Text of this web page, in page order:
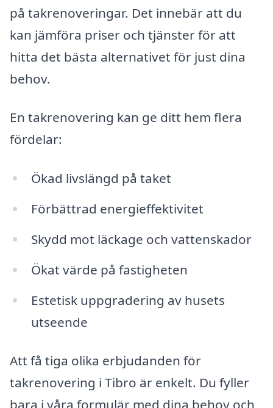
på takrenoveringar. Det innebär att du
kan jämföra priser och tjänster för att
hitta det bästa alternativet för just dina
behov.
En takrenovering kan ge ditt hem flera
fördelar:
Ökad livslängd på taket
Förbättrad energieffektivitet
Skydd mot läckage och vattenskador
Ökat värde på fastigheten
Estetisk uppgradering av husets
utseende
Att få tiga olika erbjudanden för
takrenovering i Tibro är enkelt. Du fyller
bara i våra formulär med dina behov och